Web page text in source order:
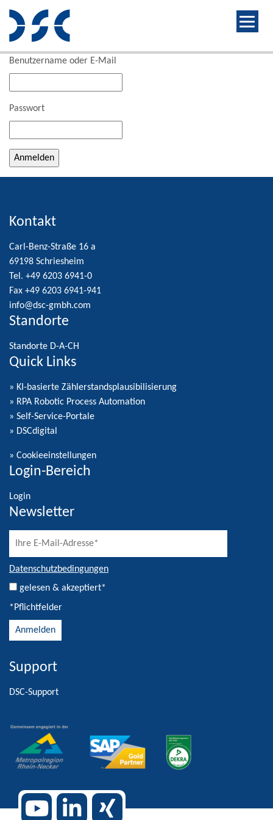
Benutzername oder E-Mail
Passwort
Kontakt
Carl-Benz-Straße 16 a
69198 Schriesheim
Tel. +49 6203 6941-0
Fax +49 6203 6941-941
info@dsc-gmbh.com
Standorte
Standorte D-A-CH
Quick Links
» KI-basierte Zählerstandsplausibilisierung
» RPA Robotic Process Automation
» Self-Service-Portale
» DSCdigital
» Cookieeinstellungen
Login-Bereich
Login
Newsletter
Datenschutzbedingungen
gelesen & akzeptiert*
*Pflichtfelder
Alternative:
Support
DSC-Support